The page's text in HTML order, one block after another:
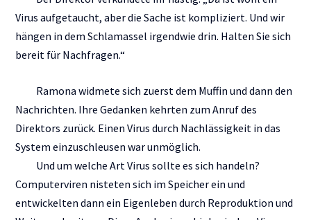
Virus aufgetaucht, aber die Sache ist kompliziert. Und wir
hängen in dem Schlamassel irgendwie drin. Halten Sie sich
bereit für Nachfragen.“
Ramona widmete sich zuerst dem Muffin und dann den
Nachrichten. Ihre Gedanken kehrten zum Anruf des
Direktors zurück. Einen Virus durch Nachlässigkeit in das
System einzuschleusen war unmöglich.
Und um welche Art Virus sollte es sich handeln?
Computerviren nisteten sich im Speicher ein und
entwickelten dann ein Eigenleben durch Reproduktion und